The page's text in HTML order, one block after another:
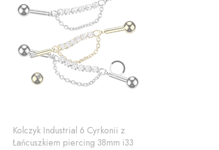
Kolczyk Industrial 6 Cyrkonii z
Łańcuszkiem piercing 38mm i33